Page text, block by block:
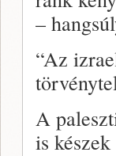
–
“Az
A
is